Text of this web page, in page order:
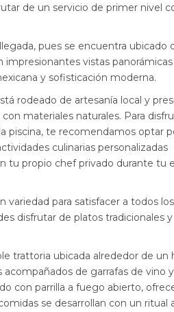
de un servicio de primer nivel
pues se encuentra ubicado
impresionantes vistas panorámicas
y sofisticación moderna.
rodeado de artesanía local y
materiales naturales. Para
piscina, te recomendamos optar
culinarias personalizadas
propio chef privado durante tu
variedad para satisfacer a todos
disfrutar de platos tradicionales y
trattoria ubicada alrededor de un
de garrafas de vino
con parrilla a fuego abierto,
se desarrollan con un ritual